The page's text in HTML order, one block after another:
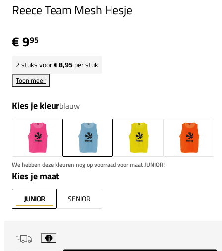
Reece Team Mesh Hesje
€ 995
2stuks voor€ 8,95 per stuk
Toon meer
Kies je kleurblauw
We hebben deze kleuren nog op voorraad voor maat JUNIOR!
Kies je maat
JUNIOR SENIOR
i